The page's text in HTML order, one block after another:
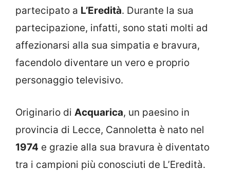
partecipato a L’Eredità. Durante la sua
partecipazione, infatti, sono stati molti ad
affezionarsi alla sua simpatia e bravura,
facendolo diventare un vero e proprio
personaggio televisivo.
Originario di Acquarica, un paesino in
provincia di Lecce, Cannoletta è nato nel
1974 e grazie alla sua bravura è diventato
tra i campioni più conosciuti de L’Eredità.